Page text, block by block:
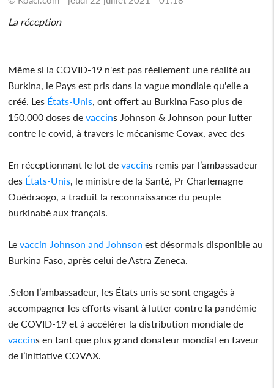
La réception
Même si la COVID-19 n'est pas réellement une réalité au
Burkina, le Pays est pris dans la vague mondiale qu'elle a
créé. Les États-Unis , ont offert au Burkina Faso plus de
150.000 doses devaccins Johnson & Johnson pour lutter
contre le covid, à travers le mécanisme Covax, avec des
En réceptionnant le lot devaccins remis par l’ambassadeur
des États-Unis , le ministre de la Santé, Pr Charlemagne
Ouédraogo, a traduit la reconnaissance du peuple
burkinabé aux français.
Levaccin Johnson and Johnson est désormais disponible au
Burkina Faso, après celui de Astra Zeneca.
.Selon l’ambassadeur, les États unis se sont engagés à
accompagner les efforts visant à lutter contre la pandémie
de COVID-19 et à accélérer la distribution mondiale de
vaccins en tant que plus grand donateur mondial en faveur
de l’initiative COVAX.